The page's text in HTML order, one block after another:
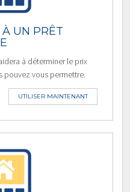
UN PRÊT
à déterminer le prix
pouvez vous permettre.
UTILISER MAINTENANT